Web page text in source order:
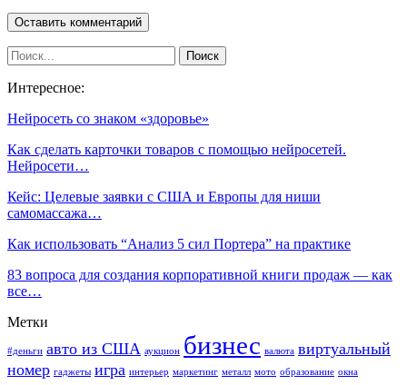
Интересное:
Нейросеть со знаком «здоровье»
Как сделать карточки товаров с помощью нейросетей.
Нейросети…
Кейс: Целевые заявки с США и Европы для ниши
самомассажа…
Как использовать “Анализ 5 сил Портера” на практике
83 вопроса для создания корпоративной книги продаж — как
все…
Метки
#деньги авто из США аукцион бизнес валюта виртуальный
номер гаджеты игра интерьер маркетинг металл мото образование окна